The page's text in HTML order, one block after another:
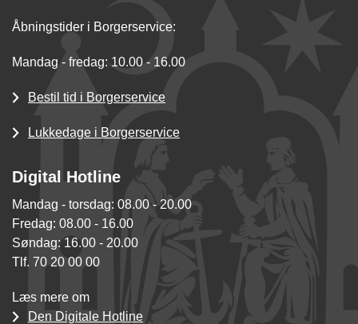
Åbningstider i Borgerservice:
Mandag - fredag: 10.00 - 16.00
Bestil tid i Borgerservice
Lukkedage i Borgerservice
Digital Hotline
Mandag - torsdag: 08.00 - 20.00
Fredag: 08.00 - 16.00
Søndag: 16.00 - 20.00
Tlf. 70 20 00 00
Læs mere om
Den Digitale Hotline